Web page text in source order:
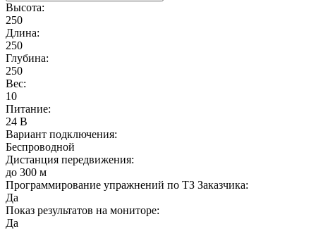
Высота:
250
Длина:
250
Глубина:
250
Вес:
10
Питание:
24 В
Вариант подключения:
Беспроводной
Дистанция передвижения:
до 300 м
Программирование упражнений по ТЗ Заказчика:
Да
Показ результатов на мониторе:
Да